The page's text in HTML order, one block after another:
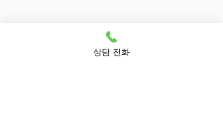
상담 전화